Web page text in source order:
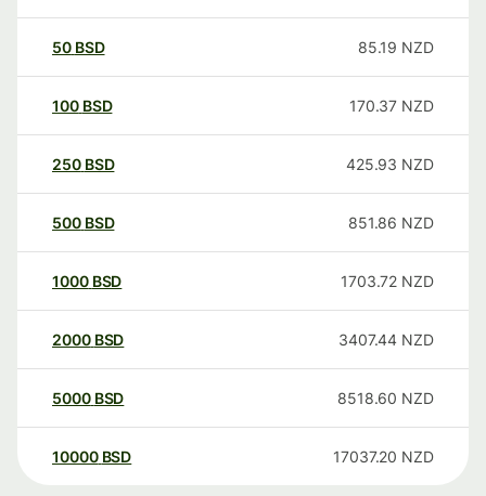
50 BSD 85.19 NZD
100 BSD 170.37 NZD
250 BSD 425.93 NZD
500 BSD 851.86 NZD
1000 BSD 1703.72 NZD
2000 BSD 3407.44 NZD
5000 BSD 8518.60 NZD
10000 BSD 17037.20 NZD